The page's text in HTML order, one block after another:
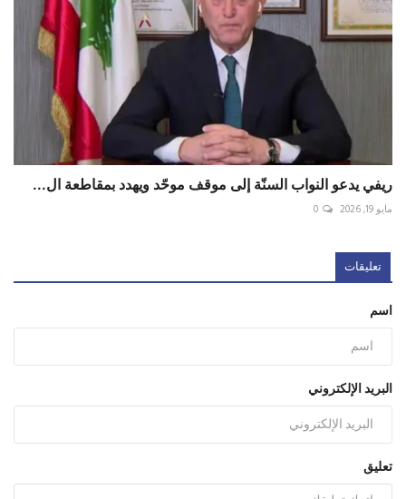
ريفي يدعو النواب السنّة إلى موقف موحّد ويهدد بمقاطعة ال...
مايو 19, 2026 0
تعليقات
اسم
البريد الإلكتروني
تعليق